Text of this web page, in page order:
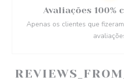
Avaliações
Apenas os clientes que